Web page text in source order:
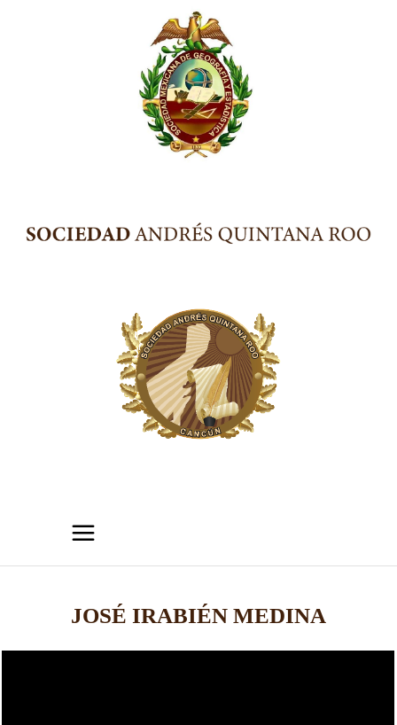
JOSÉ IRABIÉN MEDINA